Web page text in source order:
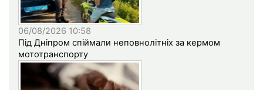
06/08/2026 10:58
Під Дніпром спіймали неповнолітніх за кермом
мототранспорту